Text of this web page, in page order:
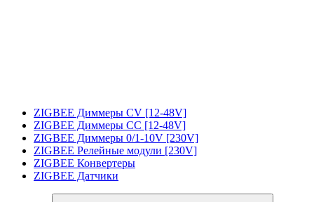
ZIGBEE Диммеры CV [12-48V]
ZIGBEE Диммеры CC [12-48V]
ZIGBEE Диммеры 0/1-10V [230V]
ZIGBEE Релейные модули [230V]
ZIGBEE Конвертеры
ZIGBEE Датчики